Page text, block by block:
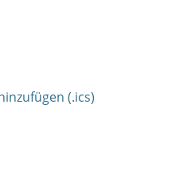
(.ics)